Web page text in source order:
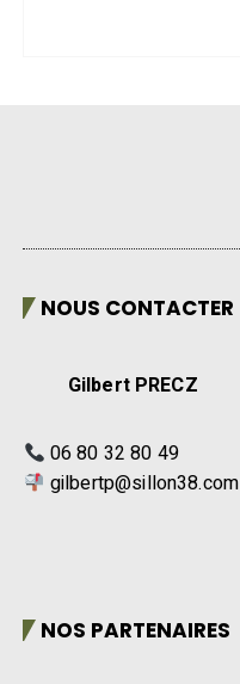
NOUS CONTACTER
Gilbert PRECZ
06 80 32 80 49
gilbertp@sillon38.com
NOS PARTENAIRES